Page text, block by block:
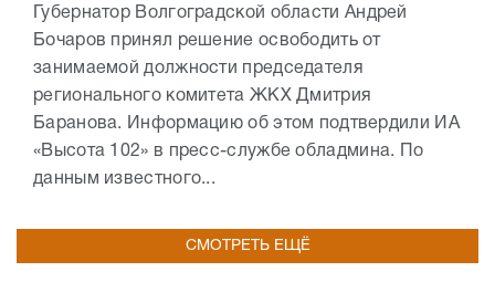
Губернатор Волгоградской области Андрей
Бочаров принял решение освободить от
занимаемой должности председателя
регионального комитета ЖКХ Дмитрия
Баранова. Информацию об этом подтвердили ИА
«Высота 102» в пресс-службе обладмина. По
данным известного...
СМОТРЕТЬ ЕЩЁ